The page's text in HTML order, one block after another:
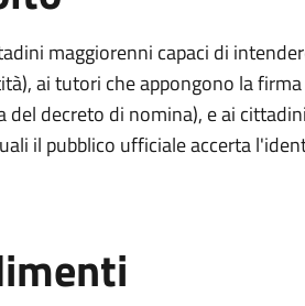
maggiorenni capaci di
ai tutori che appongono la
decreto di nomina), e ai
il pubblico ufficiale accerta